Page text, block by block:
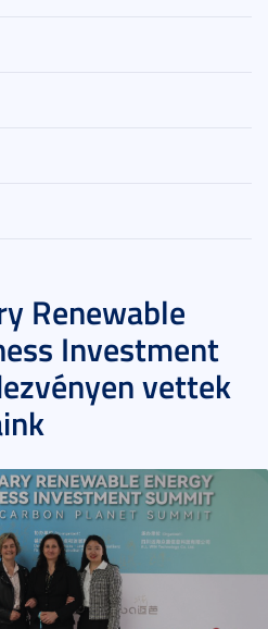
Renewable
Investment
vettek